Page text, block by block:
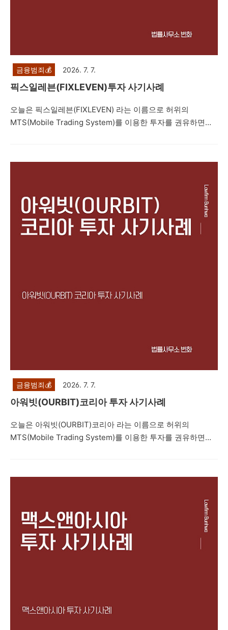
금융범죄💰 2026. 7. 7.
픽스일레븐(FIXLEVEN)투자 사기사례
오늘은 픽스일레븐(FIXLEVEN) 라는 이름으로 허위의
MTS(Mobile Trading System)를 이용한 투자를 권유하면서
로 고수익을 얻을 수 있다며 피해자들에게 접근한 뒤 피해자들
례를 설명드리려고 합니다. 제347조(사기) ①사람을 기망하
여 재물의 교부를 받거나 재산상의 이익을 취득한 자는 10년
이하의 징역 또는 2천만원 이하의 벌금에 처한다. 형법 제347
조에서는 사기죄를 규정하고 있습니다. 주식리딩방 투자사기
의 경우, 주식 선물 거래 사기, 비상장 주식 사기, 공모주 사기,
금융범죄💰 2026. 7. 7.
아워빗(OURBIT)코리아 투자 사기사례
오늘은 아워빗(OURBIT)코리아 라는 이름으로 허위의
MTS(Mobile Trading System)를 이용한 투자를 권유하면서
로 고수익을 얻을 수 있다며 피해자들에게 접근한 뒤 피해자들
례를 설명드리려고 합니다. 제347조(사기) ①사람을 기망하
여 재물의 교부를 받거나 재산상의 이익을 취득한 자는 10년
이하의 징역 또는 2천만원 이하의 벌금에 처한다. 형법 제347
조에서는 사기죄를 규정하고 있습니다. 주식리딩방 투자사기
의 경우, 주식 선물 거래 사기, 비상장 주식 사기, 공모주 사기,